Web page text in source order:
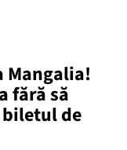
Mangalia!
fără să
biletul de